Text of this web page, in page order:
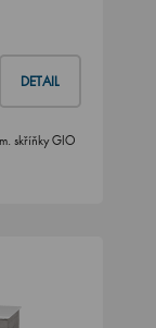
DETAIL
skříňky GIO